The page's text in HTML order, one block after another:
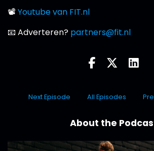
📽 Youtube van FIT.nl
📧 Adverteren? partners@fit.nl
Next Episode All Episodes
About the